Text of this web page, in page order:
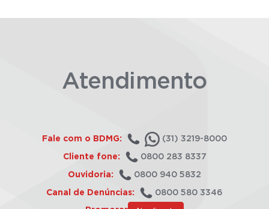
Atendimento
Fale com o BDMG: (31) 3219-8000
Cliente fone: 0800 283 8337
Ouvidoria: 0800 940 5832
Canal de Denúncias: 0800 580 3346